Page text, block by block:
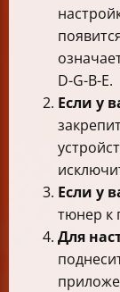
D-G-B-E.
Если у
Если у
тюнер к
Для